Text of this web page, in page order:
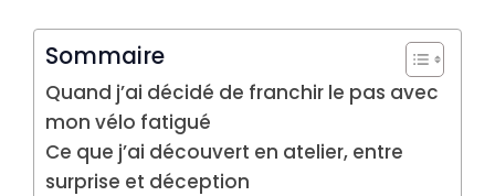
Sommaire
Quand j’ai décidé de franchir le pas avec
mon vélo fatigué
Ce que j’ai découvert en atelier, entre
surprise et déception